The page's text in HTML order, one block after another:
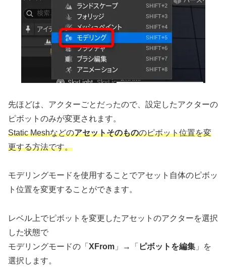
先ほどは、アクターごとだったので、設定したアクターの
ピボットのみが変更されます。
Static Meshなどのアセットそのもののピボット位置を変
更する方法です。
モデリングモードを使用することでアセット自体のピボッ
ト位置を変更することができます。
レベル上でピボットを変更したアセットのアクターを選択
した状態で
モデリングモードの「 XFrom 」→「 ピボットを編集 」を
選択します。